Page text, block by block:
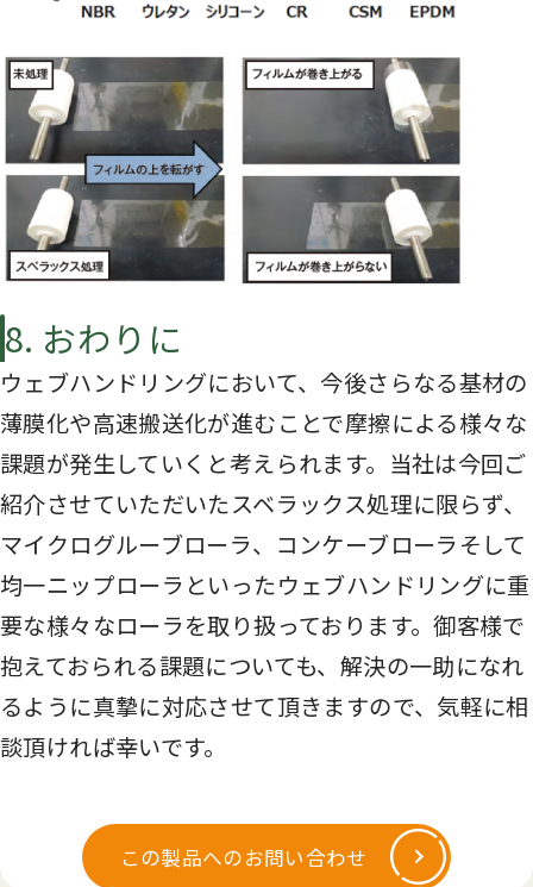
8. おわりに
ウェブハンドリングにおいて、今後さらなる基材の
薄膜化や高速搬送化が進むことで摩擦による様々な
課題が発生していくと考えられます。当社は今回ご
紹介させていただいたスベラックス処理に限らず、
マイクログルーブローラ、コンケーブローラそして
均一ニップローラといったウェブハンドリングに重
要な様々なローラを取り扱っております。御客様で
抱えておられる課題についても、解決の一助になれ
るように真摯に対応させて頂きますので、気軽に相
談頂ければ幸いです。
この製品へのお問い合わせ